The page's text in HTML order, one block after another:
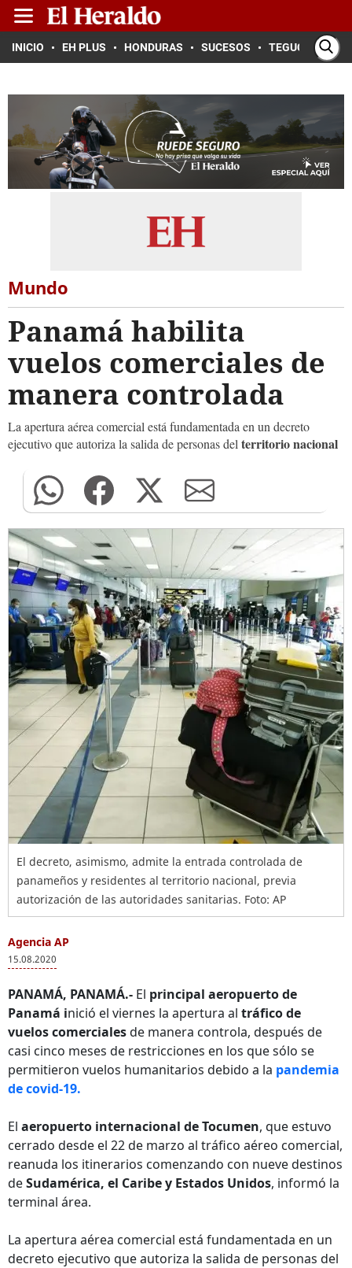
INICIO EH PLUS HONDURAS SUCESOS TEGUCIGALPA
Mundo
Panamá habilita
vuelos comerciales de
manera controlada
La apertura aérea comercial está fundamentada en un decreto
ejecutivo que autoriza la salida de personas del territorio nacional
El decreto, asimismo, admite la entrada controlada de
panameños y residentes al territorio nacional, previa
autorización de las autoridades sanitarias. Foto: AP
Agencia AP
15.08.2020
PANAMÁ, PANAMÁ.- El principal aeropuerto de
Panamá inició el viernes la apertura al tráfico de
vuelos comercialesde manera controla, después de
casi cinco meses de restricciones en los que sólo se
permitieron vuelos humanitarios debido a la pandemia
de covid-19.
El aeropuerto internacional de Tocumen, que estuvo
cerrado desde el 22 de marzo al tráfico aéreo comercial,
reanuda los itinerarios comenzando con nueve destinos
deSudamérica, el Caribe y Estados Unidos, informó la
terminal área.
La apertura aérea comercial está fundamentada en un
decreto ejecutivo que autoriza la salida de personas del